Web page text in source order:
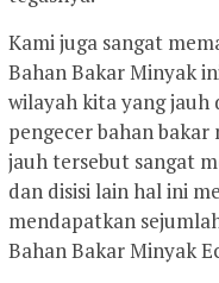
Kami juga sangat
Bahan Bakar Minyak
wilayah kita yang jauh
pengecer bahan
jauh tersebut sangat
dan disisi lain hal ini
mendapatkan
Bahan Bakar Minyak